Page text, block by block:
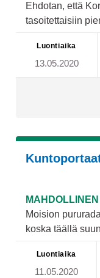
Ehdotan, että
tasoitettaisiin
Luontiaika
13.05.2020
MAHDOLLINEN
Moision
koska täällä
Luontiaika
11.05.2020